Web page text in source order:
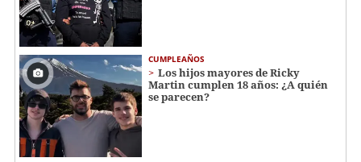
CUMPLEAÑOS
Los hijos mayores de Ricky
Martin cumplen 18 años: ¿A quién
se parecen?